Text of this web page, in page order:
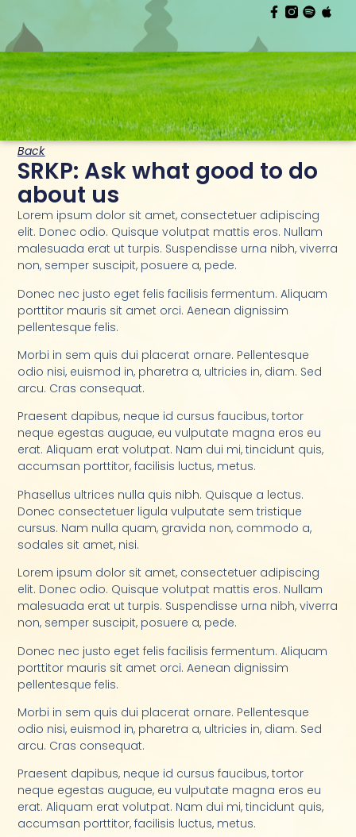
Back
SRKP: Ask what good to do
about us
Lorem ipsum dolor sit amet, consectetuer adipiscing
elit. Donec odio. Quisque volutpat mattis eros. Nullam
malesuada erat ut turpis. Suspendisse urna nibh, viverra
non, semper suscipit, posuere a, pede.
Donec nec justo eget felis facilisis fermentum. Aliquam
porttitor mauris sit amet orci. Aenean dignissim
pellentesque felis.
Morbi in sem quis dui placerat ornare. Pellentesque
odio nisi, euismod in, pharetra a, ultricies in, diam. Sed
arcu. Cras consequat.
Praesent dapibus, neque id cursus faucibus, tortor
neque egestas auguae, eu vulputate magna eros eu
erat. Aliquam erat volutpat. Nam dui mi, tincidunt quis,
accumsan porttitor, facilisis luctus, metus.
Phasellus ultrices nulla quis nibh. Quisque a lectus.
Donec consectetuer ligula vulputate sem tristique
cursus. Nam nulla quam, gravida non, commodo a,
sodales sit amet, nisi.
Lorem ipsum dolor sit amet, consectetuer adipiscing
elit. Donec odio. Quisque volutpat mattis eros. Nullam
malesuada erat ut turpis. Suspendisse urna nibh, viverra
non, semper suscipit, posuere a, pede.
Donec nec justo eget felis facilisis fermentum. Aliquam
porttitor mauris sit amet orci. Aenean dignissim
pellentesque felis.
Morbi in sem quis dui placerat ornare. Pellentesque
odio nisi, euismod in, pharetra a, ultricies in, diam. Sed
arcu. Cras consequat.
Praesent dapibus, neque id cursus faucibus, tortor
neque egestas auguae, eu vulputate magna eros eu
erat. Aliquam erat volutpat. Nam dui mi, tincidunt quis,
accumsan porttitor, facilisis luctus, metus.